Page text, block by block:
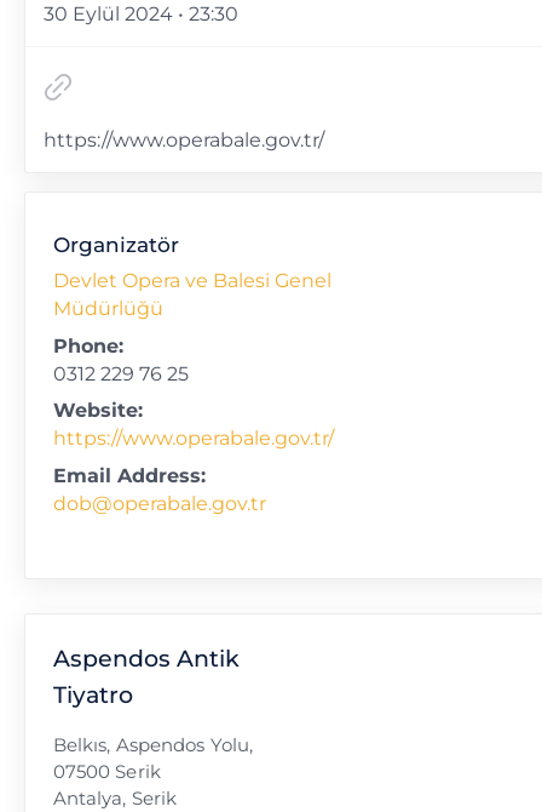
30 Eylül 2024 • 23:30
https://www.operabale.gov.tr/
Organizatör
Devlet Opera ve Balesi Genel
Müdürlüğü
Phone:
0312 229 76 25
Website:
https://www.operabale.gov.tr/
Email Address:
dob@operabale.gov.tr
Aspendos Antik
Tiyatro
Belkıs, Aspendos Yolu,
07500 Serik
Antalya, Serik